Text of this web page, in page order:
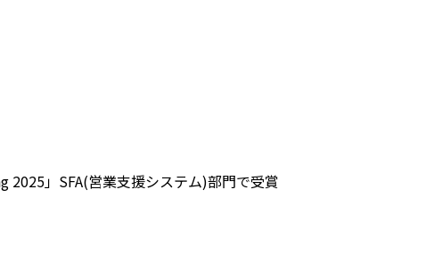
2025」SFA(営業支援システム)部門で受賞